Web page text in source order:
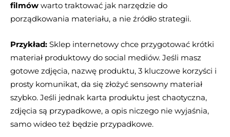
filmów warto traktować jak narzędzie do
porządkowania materiału, a nie źródło strategii.
Przykład: Sklep internetowy chce przygotować krótki
materiał produktowy do social mediów. Jeśli masz
gotowe zdjęcia, nazwę produktu, 3 kluczowe korzyści i
prosty komunikat, da się złożyć sensowny materiał
szybko. Jeśli jednak karta produktu jest chaotyczna,
zdjęcia są przypadkowe, a opis niczego nie wyjaśnia,
samo wideo też będzie przypadkowe.